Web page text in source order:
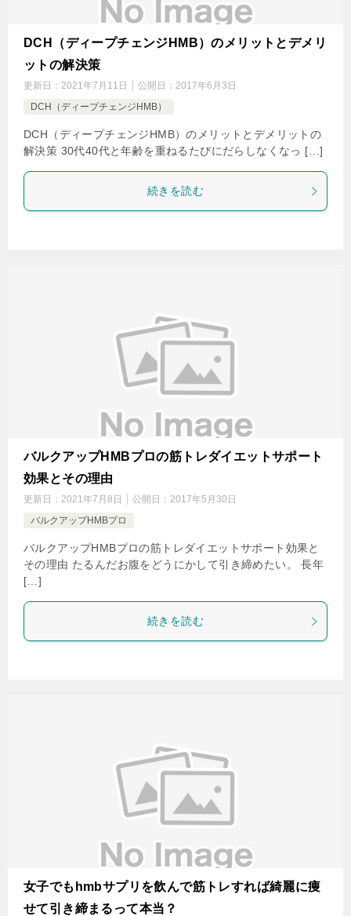
DCH（ディープチェンジHMB）のメリットとデメリ
ットの解決策
更新日： 2021年7月11日 公開日： 2017年6月3日
DCH（ディープチェンジHMB）
DCH（ディープチェンジHMB）のメリットとデメリットの
解決策 30代40代と年齢を重ねるたびにだらしなくなっ […]
続きを読む
バルクアップHMBプロの筋トレダイエットサポート
効果とその理由
更新日： 2021年7月8日 公開日： 2017年5月30日
バルクアップHMBプロ
バルクアップHMBプロの筋トレダイエットサポート効果と
その理由 たるんだお腹をどうにかして引き締めたい。 長年
[…]
続きを読む
女子でもhmbサプリを飲んで筋トレすれば綺麗に痩
せて引き締まるって本当？